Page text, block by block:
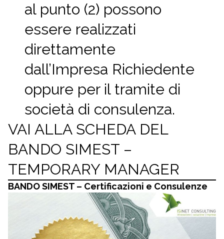
al punto (2) possono
essere realizzati
direttamente
dall’Impresa Richiedente
oppure per il tramite di
società di consulenza.
VAI ALLA SCHEDA DEL
BANDO SIMEST –
TEMPORARY MANAGER
BANDO SIMEST – Certificazioni e Consulenze